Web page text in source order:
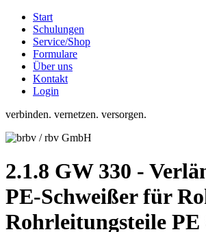
Start
Schulungen
Service/Shop
Formulare
Über uns
Kontakt
Login
verbinden. vernetzen. versorgen.
2.1.8 GW 330 -
PE-Schweißer für
Rohrleitungsteile PE